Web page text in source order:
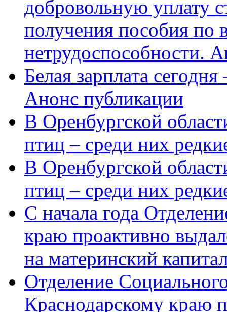
добровольную уплату
получения пособия по
нетрудоспособности.
Белая зарплата
Анонс публикации
В Оренбургской
птиц – среди них
В Оренбургской
птиц – среди них
С начала года
краю проактивно
на материнский
Отделение
Краснодарскому краю